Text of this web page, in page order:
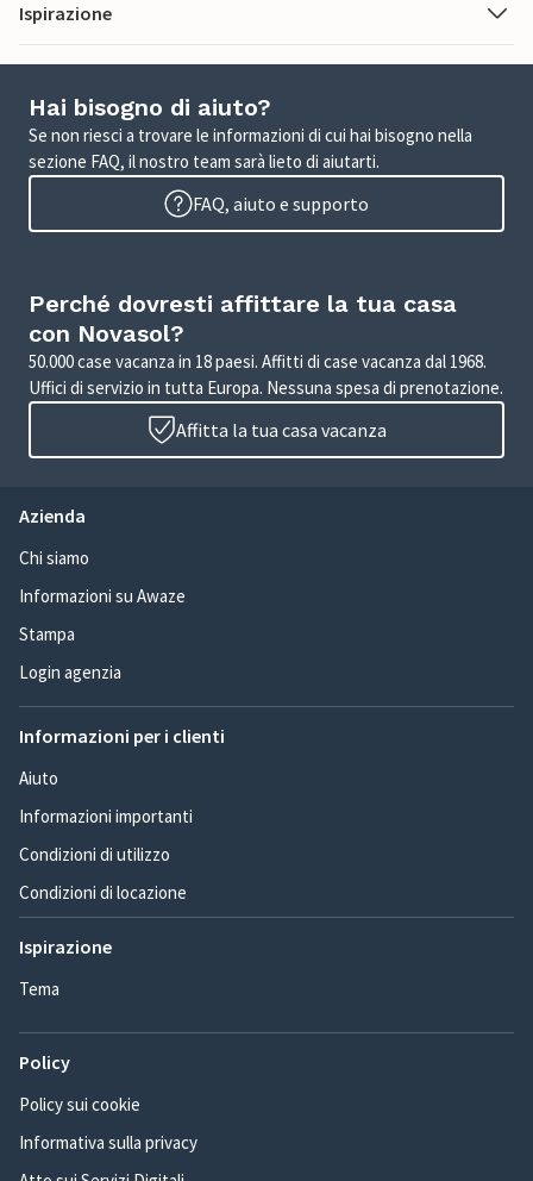
Ispirazione
Hai bisogno di aiuto?
Se non riesci a trovare le informazioni di cui hai bisogno nella
sezione FAQ, il nostro team sarà lieto di aiutarti.
FAQ, aiuto e supporto
Perché dovresti affittare la tua casa
con Novasol?
50.000 case vacanza in 18 paesi. Affitti di case vacanza dal 1968.
Uffici di servizio in tutta Europa. Nessuna spesa di prenotazione.
Affitta la tua casa vacanza
Azienda
Chi siamo
Informazioni su Awaze
Stampa
Login agenzia
Informazioni per i clienti
Aiuto
Informazioni importanti
Condizioni di utilizzo
Condizioni di locazione
Ispirazione
Tema
Policy
Policy sui cookie
Informativa sulla privacy